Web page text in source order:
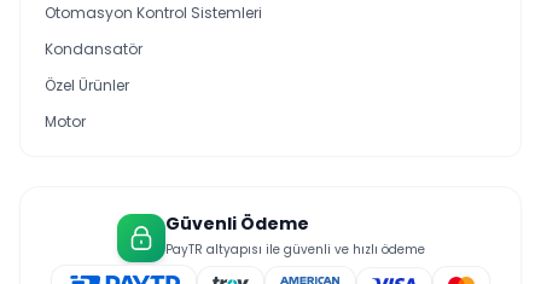
Otomasyon Kontrol Sistemleri
Kondansatör
Özel Ürünler
Motor
Güvenli Ödeme
PayTR altyapısı ile güvenli ve hızlı ödeme